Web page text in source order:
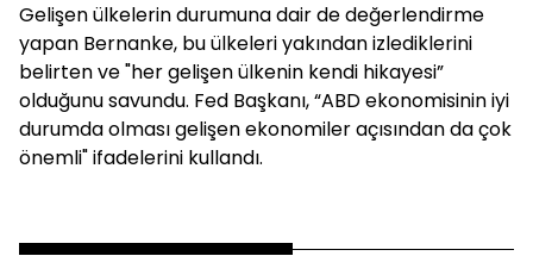
Gelişen ülkelerin durumuna dair de değerlendirme
yapan Bernanke, bu ülkeleri yakından izlediklerini
belirten ve "her gelişen ülkenin kendi hikayesi”
olduğunu savundu. Fed Başkanı, “ABD ekonomisinin iyi
durumda olması gelişen ekonomiler açısından da çok
önemli" ifadelerini kullandı.